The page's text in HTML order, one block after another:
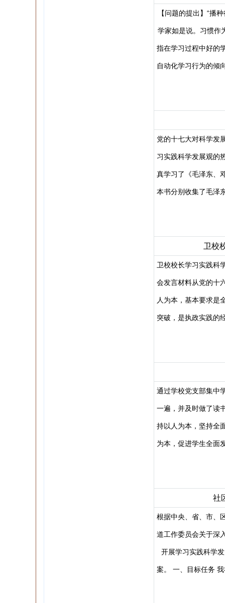
【问题的提出】“播
学家如是说。习惯作
指在学习过程中好的
自动化学习行为的倾
党的十七大对科学发
习实践科学发展观的
真学习了《毛泽东、
本书分别收集了毛泽
卫校
卫校校长学习实践科
会发言材料从党的十
人为本，基本要求是
突破，是执政实践的
通过学校党支部集中
一遍，并及时做了读
持以人为本，坚持全
为本，促进学生全面
社
根据中央、省、市、
道工作委员会关于深
开展学习实践科学
案。 一、目标任务